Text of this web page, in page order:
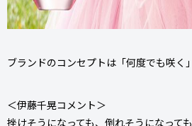
ブランドのコンセプトは「何度でも咲く」
＜伊藤千晃コメント＞
挫けそうになっても、倒れそうになっても